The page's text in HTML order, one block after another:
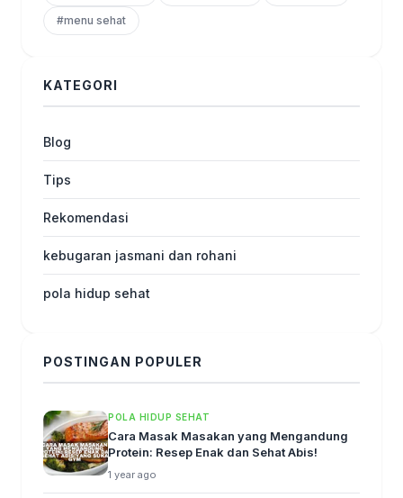
#menu sehat
KATEGORI
Blog
Tips
Rekomendasi
kebugaran jasmani dan rohani
pola hidup sehat
POSTINGAN POPULER
POLA HIDUP SEHAT
Cara Masak Masakan yang Mengandung
Protein: Resep Enak dan Sehat Abis!
1 year ago